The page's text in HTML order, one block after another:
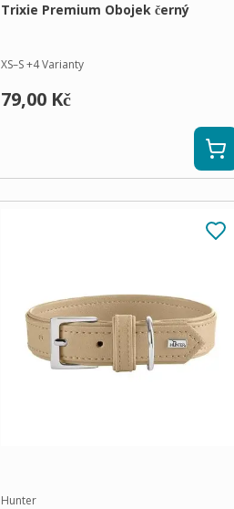
Trixie Premium Obojek černý
XS–S+4Varianty
79,00 Kč
Hunter